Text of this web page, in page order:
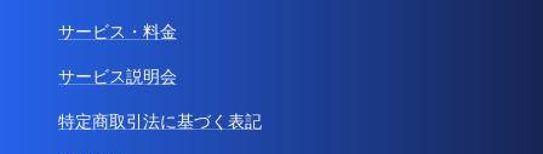
サービス・料金
サービス説明会
特定商取引法に基づく表記